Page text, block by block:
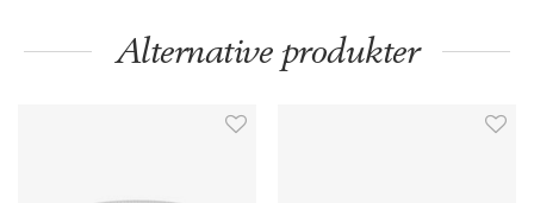
Alternative produkter